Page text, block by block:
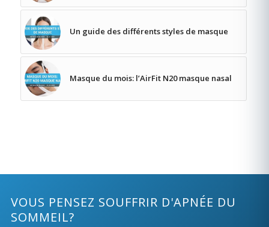
Un guide des différents styles de masque
Masque du mois: l’AirFit N20 masque nasal
VOUS PENSEZ SOUFFRIR D'APNÉE DU
SOMMEIL?